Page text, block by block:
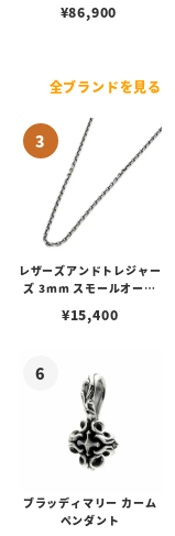
ドダイヤモンド
¥86,900
全ブランドを見る
レザーズアンドトレジャー
ズ 3mm スモールオーバ
ブスタークラスプ＆LTロ
¥15,400
ブラッディマリー カーム
ペンダント